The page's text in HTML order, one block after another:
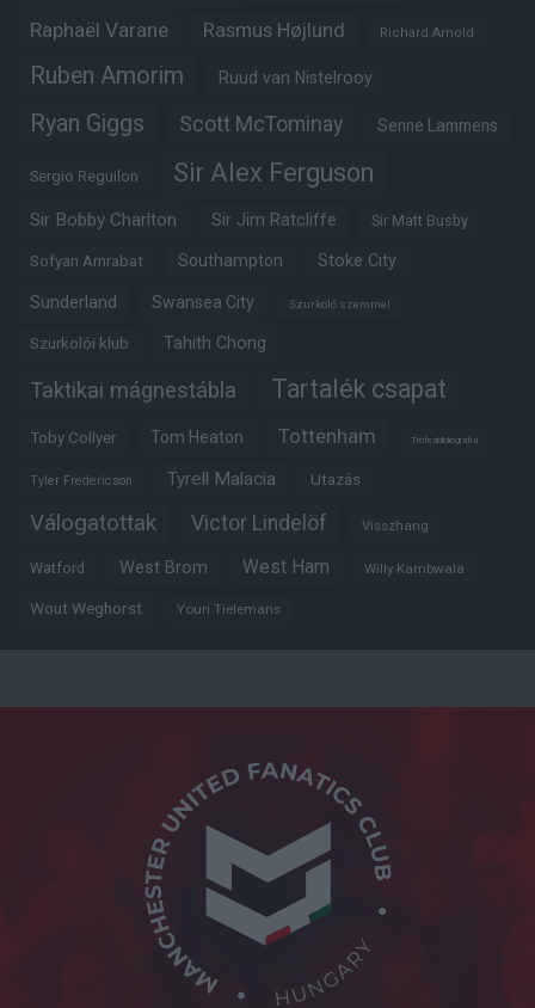
Raphaël Varane Rasmus Højlund Richard Arnold
Ruben Amorim Ruud van Nistelrooy
Ryan Giggs Scott McTominay Senne Lammens
Sergio Reguilon Sir Alex Ferguson
Sir Bobby Charlton Sir Jim Ratcliffe Sir Matt Busby
Sofyan Amrabat Southampton Stoke City
Sunderland Swansea City Szurkoló szemmel
Szurkolói klub Tahith Chong
Taktikai mágnestábla Tartalék csapat
Toby Collyer Tom Heaton Tottenham Trófeabibliográfia
Tyler Fredericson Tyrell Malacia Utazás
Válogatottak Victor Lindelöf Visszhang
Watford West Brom West Ham Willy Kambwala
Wout Weghorst Youri Tielemans